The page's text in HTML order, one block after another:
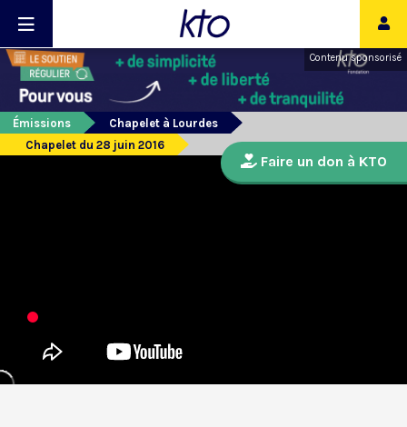
Contenu sponsorisé
Émissions
Chapelet à Lourdes
Chapelet du 28 juin 2016
Faire un don à KTO